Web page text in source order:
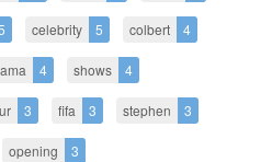
celebrity 5 colbert 4
4 shows 4
3 fifa 3 stephen 3
opening 3